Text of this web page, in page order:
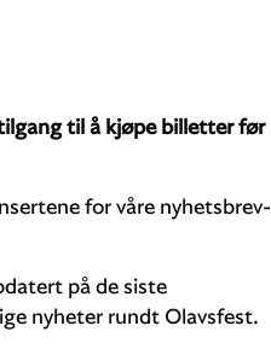
til å kjøpe billetter før
for våre nyhetsbrev-
på de siste
nyheter rundt Olavsfest.